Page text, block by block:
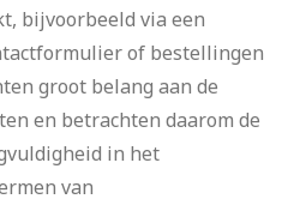
bijvoorbeeld via een
of bestellingen
groot belang aan de
en betrachten daarom de
in het
van